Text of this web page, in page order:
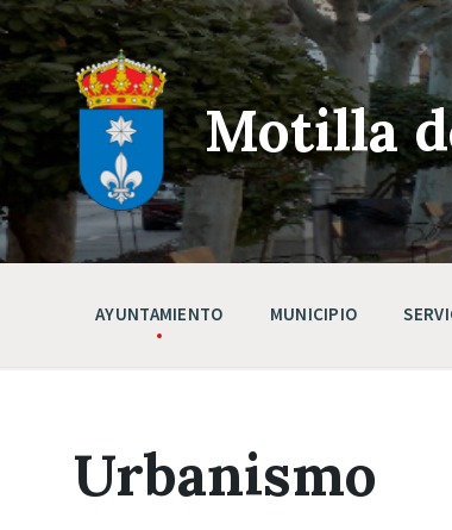
Skip
to
content
Saltar
a
la
navegación
principal
Saltar
a
pie
de
página
Motilla
AYUNTAMIENTO MUNICIPIO
Urbanismo